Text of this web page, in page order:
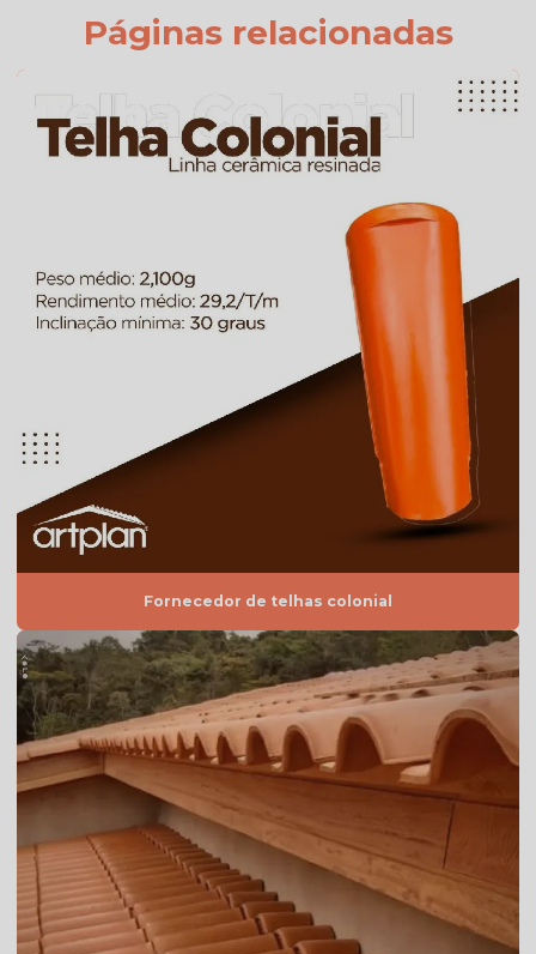
Fornecedor de telhas colonial
Orçamento de telha de cimento
Preço da telha americana branca esmaltada
Preço de telhas cerâmica resinada
Preço de telhas resinadas
Telha americana caramelo
Telha americana esmaltada
Telha americana esmaltada branca
Telha americana esmaltada cinza
Telha americana esmaltada dupla face preço
Telha americana esmaltada grafite
Telha americana esmaltada lisa
Telha americana esmaltada marfim
Telha americana esmaltada preço
Telha americana esmaltada valor
Telha americana esmaltada vermelha
Páginas relacionadas
Fornecedor de telhas colonial